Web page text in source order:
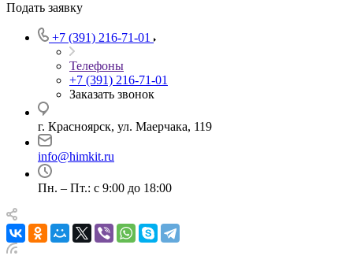
Подать заявку
+7 (391) 216-71-01
Телефоны
+7 (391) 216-71-01
Заказать звонок
г. Красноярск, ул. Маерчака, 119
info@himkit.ru
Пн. – Пт.: с 9:00 до 18:00